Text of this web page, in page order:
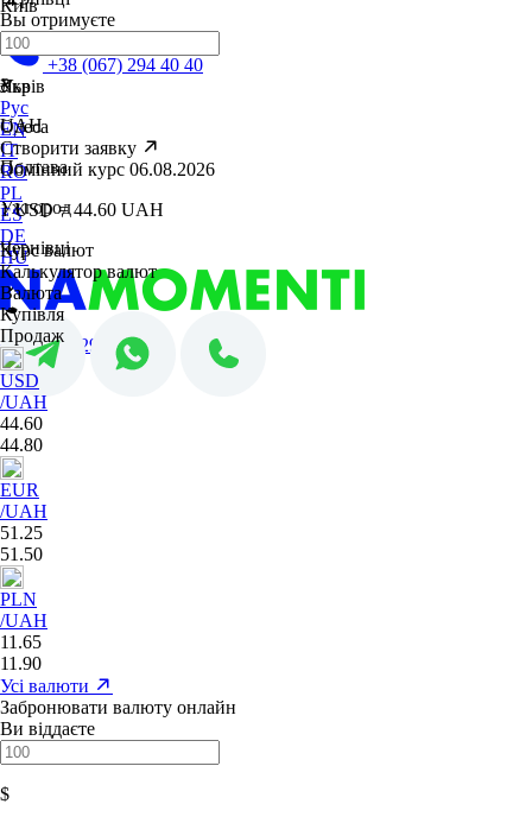
Київ
Кременчук
Львів
Одеса
Полтава
Ужгород
Чернівці
+38 (067) 294 40 40
+38 (067) 294 40 40
Укр
Рус
EN
IT
RO
PL
ES
DE
HU
Вы отримуєте
₴
UAH
Створити заявку
Обмінний курс 06.08.2026
1 USD = 44.60 UAH
Курс валют
Калькулятор валют
Валюта
Купівля
Продаж
USD
/UAH
44.60
44.80
EUR
/UAH
51.25
51.50
PLN
/UAH
11.65
11.90
Усі валюти
Забронювати валюту онлайн
Ви віддаєте
$